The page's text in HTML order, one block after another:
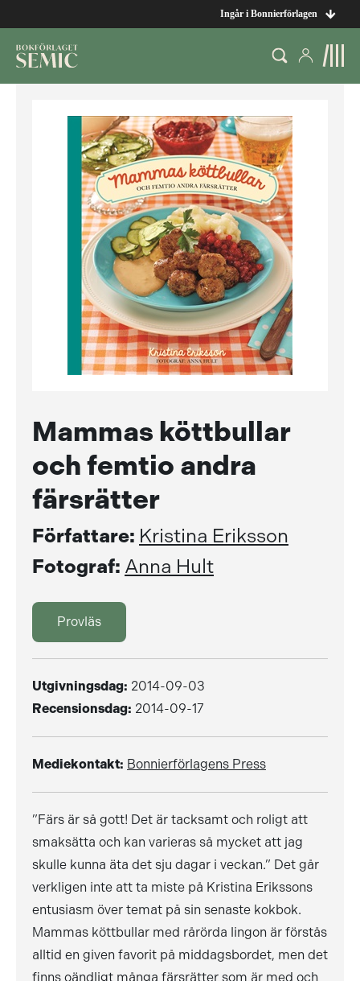
Ingår i Bonnierförlagen
Mammas köttbullar
och femtio andra
färsrätter
Författare: Kristina Eriksson
Fotograf: Anna Hult
Provläs
Utgivningsdag: 2014-09-03
Recensionsdag: 2014-09-17
Mediekontakt: Bonnierförlagens Press
”Färs är så gott! Det är tacksamt och roligt att
smaksätta och kan varieras så mycket att jag
skulle kunna äta det sju dagar i veckan.” Det går
verkligen inte att ta miste på Kristina Erikssons
entusiasm över temat på sin senaste kokbok.
Mammas köttbullar med rårörda lingon är förstås
alltid en given favorit på middagsbordet, men det
finns oändligt många färsrätter som är med och